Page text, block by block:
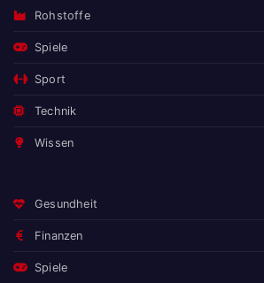
Rohstoffe
Spiele
Sport
Technik
Wissen
Gesundheit
Finanzen
Spiele